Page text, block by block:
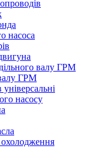
насоса
валу ГРМ
ГРМ
насосу